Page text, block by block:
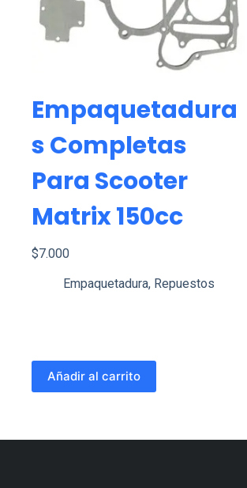
Empaquetadura
S Completas
Para Scooter
Matrix 150cc
$7.000
Empaquetadura, Repuestos
Añadir al carrito